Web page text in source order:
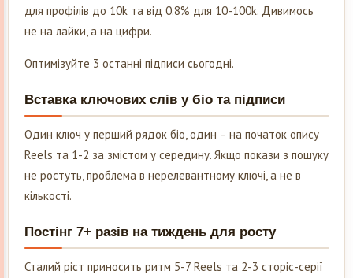
для профілів до 10k та від 0.8% для 10-100k. Дивимось
не на лайки, а на цифри.
Оптимізуйте 3 останні підписи сьогодні.
Вставка ключових слів у біо та підписи
Один ключ у перший рядок біо, один – на початок опису
Reels та 1-2 за змістом у середину. Якщо покази з пошуку
не ростуть, проблема в нерелевантному ключі, а не в
кількості.
Постінг 7+ разів на тиждень для росту
Сталий ріст приносить ритм 5-7 Reels та 2-3 сторіс-серії